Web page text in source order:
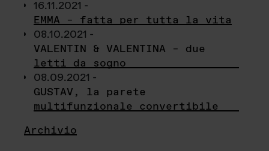
16.11.2021 -
EMMA – fatta per tutta la vita
08.10.2021 -
VALENTIN & VALENTINA – due
letti da sogno
08.09.2021 -
GUSTAV, la parete
multifunzionale convertibile
Archivio